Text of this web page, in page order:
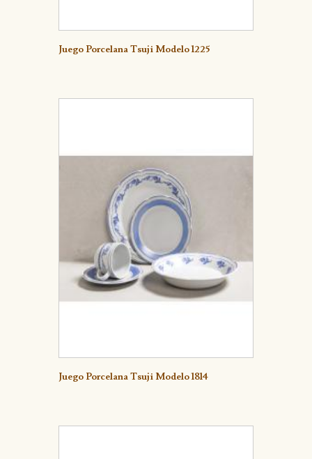
Detalle
Juego Porcelana Tsuji Modelo 1225
Detalle
Juego Porcelana Tsuji Modelo 1814